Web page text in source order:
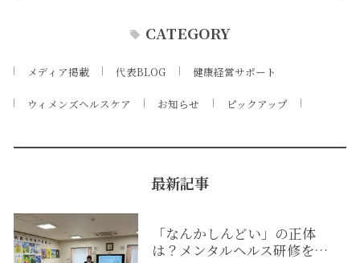
CATEGORY
メディア掲載 代表BLOG 健康経営サポート
ウィメンズヘルスケア お知らせ ピックアップ
最新記事
「なんかしんどい」の正体
は？メンタルヘルス研修を…